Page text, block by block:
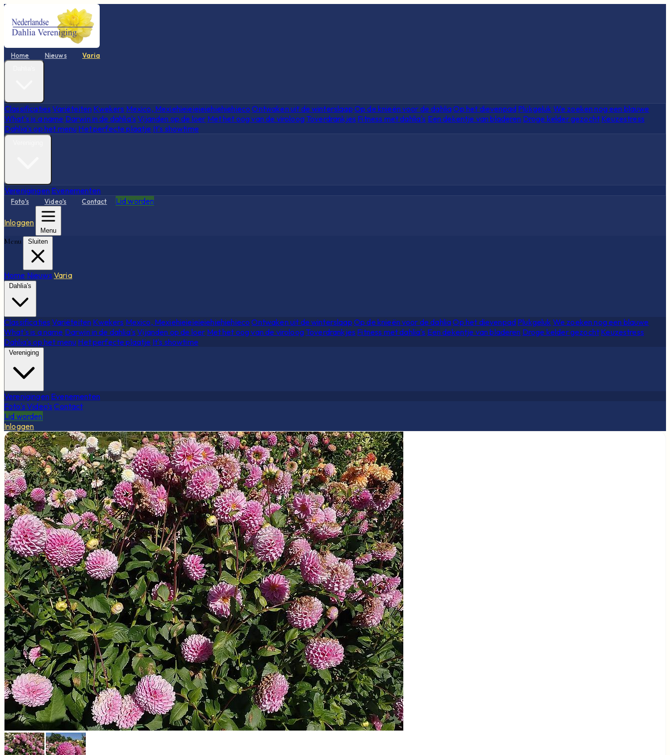
Home Nieuws Varia
Classificaties Variëteiten Kwekers Mexico, Mexiehieieieieiehiehiehieco Ontwaken uit de winterslaap Op de knieën voor de dahliaOp het dievenpad Plukgeluk We zoeken nog een blauwe
What's is a name Darwin in de dahlia's Vijanden op de loer Met het oog van de viroloog Toverdrankjes Fitness met dahlia's Een dekentje van bladeren Droge kelder gezocht Keuzestress
Dahlia's op het menu Het perfecte plaatje It's showtime
Verenigingen Evenementen
Foto's Video's Contact Lid worden
Inloggen
Menu
Menu Sluiten
Home Nieuws Varia
Dahlia's
Classificaties Variëteiten Kwekers Mexico, Mexiehieieieieiehiehiehieco Ontwaken uit de winterslaap Op de knieën voor de dahliaOp het dievenpad Plukgeluk We zoeken nog een blauwe
What's is a name Darwin in de dahlia's Vijanden op de loer Met het oog van de viroloog Toverdrankjes Fitness met dahlia's Een dekentje van bladeren Droge kelder gezocht Keuzestress
Dahlia's op het menu Het perfecte plaatje It's showtime
Vereniging
Verenigingen Evenementen
Foto's Video's Contact
Lid worden
Inloggen